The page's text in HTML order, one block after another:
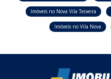
Imóveis no Nova Vila Teixeira
Imóveis no Vila Nova